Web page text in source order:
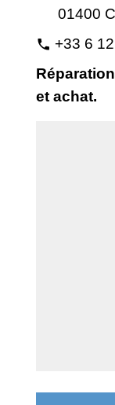
01400
phone +33 6
et achat.